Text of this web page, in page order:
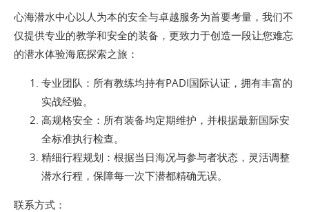
心海潜水中心以人为本的安全与卓越服务为首要考量，我们不
仅提供专业的教学和安全的装备，更致力于创造一段让您难忘
的潜水体验海底探索之旅：
专业团队：所有教练均持有PADI国际认证，拥有丰富的
实战经验。
高规格安全：所有装备均定期维护，并根据最新国际安
全标准执行检查。
精细行程规划：根据当日海况与参与者状态，灵活调整
潜水行程，保障每一次下潜都精确无误。
联系方式：